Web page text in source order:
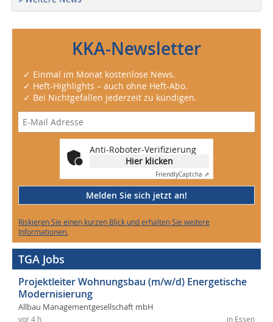
KKA-Newsletter
✓ Einmal im Monat kostenlose News.
✓ Heft-Highlights – auch ohne Heft-Abo.
✓ Bei Nichtgefallen jederzeit zu kündigen.
Anti-Roboter-Verifizierung
Hier klicken
FriendlyCaptcha ⇗
Melden Sie sich jetzt an!
Riskieren Sie einen kurzen Blick und erhalten Sie weitere
Informationen.
TGA Jobs
Projektleiter Wohnungsbau (m/w/d) Energetische
Modernisierung
Allbau Managementgesellschaft mbH
in Essen
vor 4 h